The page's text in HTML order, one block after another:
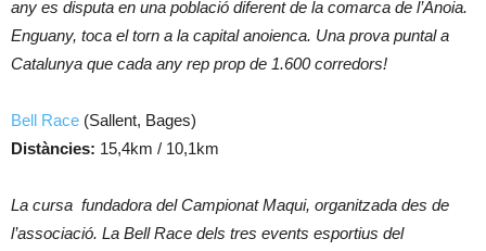
any es disputa en una població diferent de la comarca de l’Anoia.
Enguany, toca el torn a la capital anoienca. Una prova puntal a
Catalunya que cada any rep prop de 1.600 corredors!
Bell Race (Sallent, Bages)
Distàncies: 15,4km / 10,1km
La cursa fundadora del Campionat Maqui, organitzada des de
l’associació. La Bell Race dels tres events esportius del